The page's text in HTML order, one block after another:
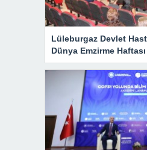
Lüleburgaz Devlet
Dünya Emzirme Haftası